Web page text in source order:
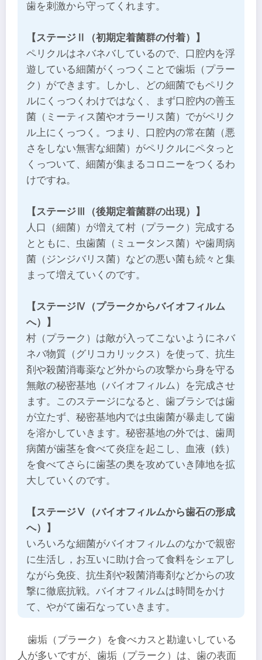
歯を刺激から守ってくれます。
【ステージⅡ（初期定着菌群の付着）】
ペリクルはネバネバしているので、口腔内を浮
遊している細菌がくっつくことで歯垢（プラー
ク）ができます。しかし、どの細菌でもペリク
ルにくっつくわけではなく、まず口腔内の善玉
菌（ミーティス菌やオラーリス菌）でがペリク
ル上にくっつく。つまり、口腔内の常在菌（悪
さをしない無害な細菌）がペリクルにペタっと
くっついて、細菌が集まるコロニーをつくるわ
けですね。
【ステージⅢ（後期定着菌群の出現）】
人口（細菌）が増えて村（プラーク）完成する
とともに、虫歯菌（ミュータンス菌）や歯周病
菌（ジンジバリス菌）などの悪い菌も続々と集
まって増えていくのです。
【ステージⅣ（プラークからバイオフィルム
へ）】
村（プラーク）は敵が入ってこないようにネバ
ネバ物質（グリコカリックス）を使って、抗生
剤や殺菌消毒薬など外からの攻撃から身を守る
無敵の秘密基地（バイオフィルム）を完成させ
ます。このステージになると、歯ブラシでは歯
が立たず、秘密基地内では虫歯菌が暴走して歯
を溶かしていきます。秘密基地の外では、歯周
病菌が歯茎を食べて炎症を起こし、血液（鉄）
を食べてさらに歯茎の奥を攻めていき陣地を拡
大していくのです。
【ステージⅤ（バイオフィルムから歯石の形成
へ）】
いろいろな細菌がバイオフィルムのなかで親密
に生活し，お互いに助け合って食料をシェアし
ながら免疫、抗生剤や殺菌消毒剤などからの攻
撃に徹底抗戦。バイオフィルムは時間をかけ
て、やがて歯石なっていきます。
歯垢（プラーク）を食べカスと勘違いしている
人が多いですが、歯垢（プラーク）は、歯の表面